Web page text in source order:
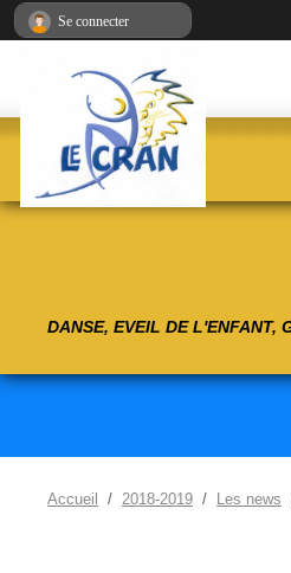
DANSE, EVEIL DE L'ENFANT,
Accueil 2018-2019 Les news
Se connecter
Panneau de gestion des cookies